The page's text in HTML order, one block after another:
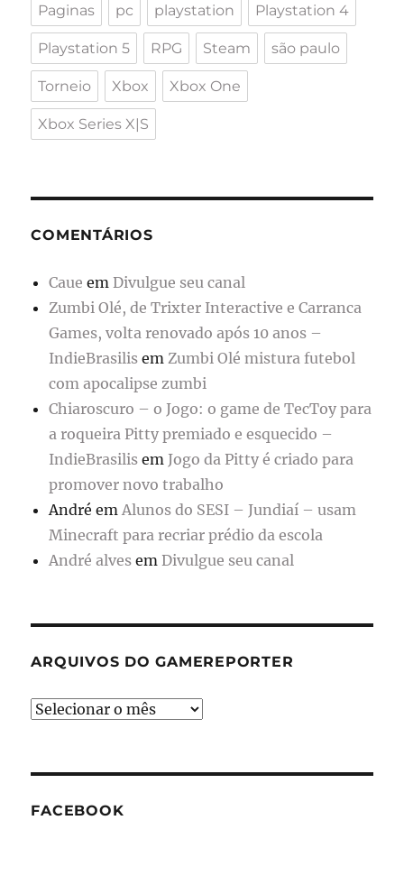
Paginas pc playstation Playstation 4
Playstation 5 RPG Steam são paulo
Torneio Xbox Xbox One
Xbox Series X|S
COMENTÁRIOS
Caue em Divulgue seu canal
Zumbi Olé, de Trixter Interactive e Carranca
Games, volta renovado após 10 anos –
IndieBrasilis em Zumbi Olé mistura futebol
com apocalipse zumbi
Chiaroscuro – o Jogo: o game de TecToy para
a roqueira Pitty premiado e esquecido –
IndieBrasilis em Jogo da Pitty é criado para
promover novo trabalho
André em Alunos do SESI – Jundiaí – usam
Minecraft para recriar prédio da escola
André alves em Divulgue seu canal
ARQUIVOS DO GAMEREPORTER
Arquivos
FACEBOOK